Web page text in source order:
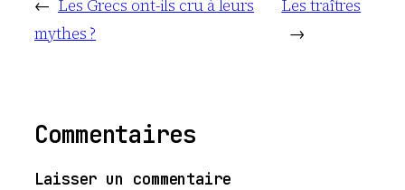
← Les Grecs ont-ils cru à leurs
mythes ?
Les traîtres
→
Commentaires
Laisser un commentaire